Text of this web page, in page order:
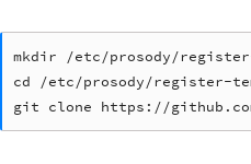
mkdir /etc/prosody/
cd /etc/prosody/register-
git clone https://